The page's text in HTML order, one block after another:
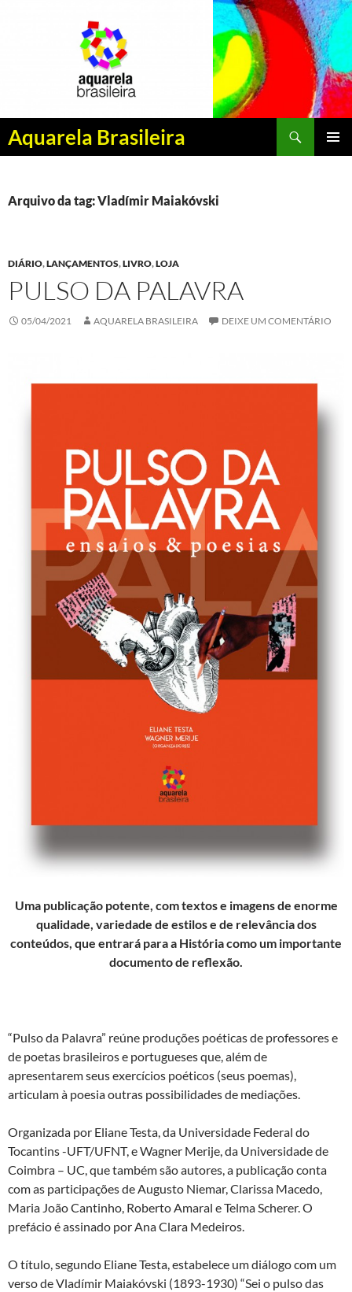
Aquarela Brasileira
Pesquisar
PULAR
CONTEÚDO
Arquivo da tag: Vladímir Maiakóvski
DIÁRIO,LANÇAMENTOS,LIVRO,LOJA
PULSO DA PALAVRA
05/04/2021 AQUARELA BRASILEIRA DEIXE UM COMENTÁRIO
Umapublicação potente, com textos e imagens de enorme
qualidade, variedade de estilos e de relevância dos
conteúdos, que entrará para a História como um importante
documento de reflexão.
“Pulso da Palavra” reúne produções poéticas de professores e
de poetas brasileiros e portugueses que, além de
apresentarem seus exercícios poéticos (seus poemas),
articulam à poesia outras possibilidades de mediações.
Organizada por Eliane Testa, da Universidade Federal do
Tocantins -UFT/UFNT, e Wagner Merije, da Universidade de
Coimbra – UC, que também são autores, a publicação conta
com as participações de Augusto Niemar, Clarissa Macedo,
Maria João Cantinho, Roberto Amaral e Telma Scherer. O
prefácio é assinado por Ana Clara Medeiros.
O título, segundo Eliane Testa, estabelece um diálogo com um
verso de Vladímir Maiakóvski (1893-1930) “Sei o pulso das